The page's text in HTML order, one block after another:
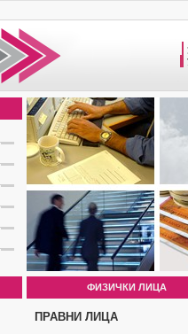
ФИЗИЧКИ ЛИЦА
ПРАВНИ ЛИЦА